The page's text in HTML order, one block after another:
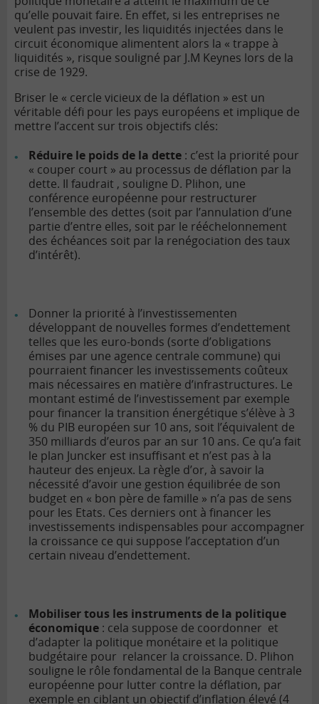
qu’elle pouvait faire. En effet, si les entreprises ne
veulent pas investir, les liquidités injectées dans le
circuit économique alimentent alors la « trappe à
liquidités », risque souligné par J.M Keynes lors de la
crise de 1929.
Briser le « cercle vicieux de la déflation » est un
véritable défi pour les pays européens et implique de
mettre l’accent sur trois objectifs clés:
Réduire le poids de la dette : c’est la priorité pour
« couper court » au processus de déflation par la
dette. Il faudrait , souligne D. Plihon, une
conférence européenne pour restructurer
l’ensemble des dettes (soit par l’annulation d’une
partie d’entre elles, soit par le rééchelonnement
des échéances soit par la renégociation des taux
d’intérêt).
Donner la priorité à l’investissementen
développant de nouvelles formes d’endettement
telles que les euro-bonds (sorte d’obligations
émises par une agence centrale commune) qui
pourraient financer les investissements coûteux
mais nécessaires en matière d’infrastructures. Le
montant estimé de l’investissement par exemple
pour financer la transition énergétique s’élève à 3
% du PIB européen sur 10 ans, soit l’équivalent de
350 milliards d’euros par an sur 10 ans. Ce qu’a fait
le plan Juncker est insuffisant et n’est pas à la
hauteur des enjeux. La règle d’or, à savoir la
nécessité d’avoir une gestion équilibrée de son
budget en « bon père de famille » n’a pas de sens
pour les Etats. Ces derniers ont à financer les
investissements indispensables pour accompagner
la croissance ce qui suppose l’acceptation d’un
certain niveau d’endettement.
Mobiliser tous les instruments de la politique
économique : cela suppose de coordonner et
d’adapter la politique monétaire et la politique
budgétaire pour relancer la croissance. D. Plihon
souligne le rôle fondamental de la Banque centrale
européenne pour lutter contre la déflation, par
exemple en ciblant un objectif d’inflation élevé (4